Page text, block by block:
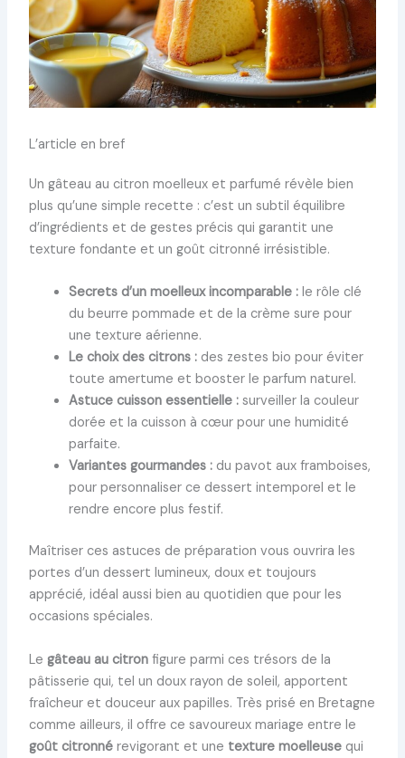
L’article en bref
Un gâteau au citron moelleux et parfumé révèle bien
plus qu’une simple recette : c’est un subtil équilibre
d’ingrédients et de gestes précis qui garantit une
texture fondante et un goût citronné irrésistible.
Secrets d’un moelleux incomparable :le rôle clé
du beurre pommade et de la crème sure pour
une texture aérienne.
Le choix des citrons :des zestes bio pour éviter
toute amertume et booster le parfum naturel.
Astuce cuisson essentielle :surveiller la couleur
dorée et la cuisson à cœur pour une humidité
parfaite.
Variantes gourmandes :du pavot aux framboises,
pour personnaliser ce dessert intemporel et le
rendre encore plus festif.
Maîtriser ces astuces de préparation vous ouvrira les
portes d’un dessert lumineux, doux et toujours
apprécié, idéal aussi bien au quotidien que pour les
occasions spéciales.
Le gâteau au citronfigure parmi ces trésors de la
pâtisserie qui, tel un doux rayon de soleil, apportent
fraîcheur et douceur aux papilles. Très prisé en Bretagne
comme ailleurs, il offre ce savoureux mariage entre le
goût citronnérevigorant et une texture moelleusequi